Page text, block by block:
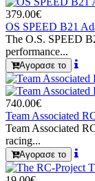
379.00€
OS SPEED B21
The O.S. SPEED
performance...
Αγορασε το
740.00€
Team Associated
Team Associated
racing...
Αγορασε το